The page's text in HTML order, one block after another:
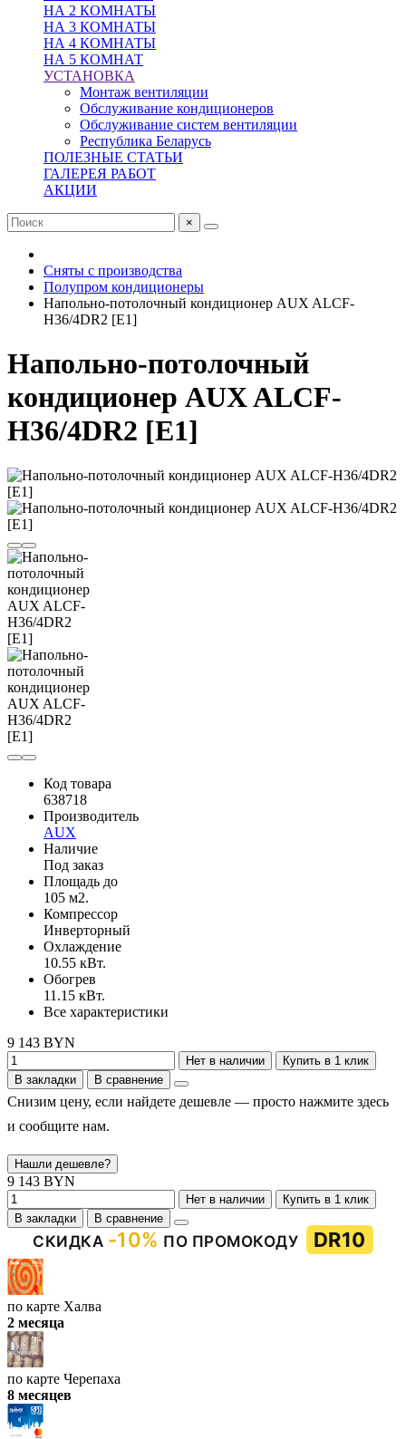
НА 2 КОМНАТЫ
НА 3 КОМНАТЫ
НА 4 КОМНАТЫ
НА 5 КОМНАТ
УСТАНОВКА
Монтаж вентиляции
Обслуживание кондиционеров
Обслуживание систем вентиляции
Республика Беларусь
ПОЛЕЗНЫЕ СТАТЬИ
ГАЛЕРЕЯ РАБОТ
АКЦИИ
×
Сняты с производства
Полупром кондиционеры
Напольно-потолочный кондиционер AUX ALCF-
H36/4DR2 [E1]
Напольно-потолочный
кондиционер AUX ALCF-
H36/4DR2 [E1]
Код товара
638718
Производитель
AUX
Наличие
Под заказ
Площадь до
105 м2.
Компрессор
Инверторный
Охлаждение
10.55 кВт.
Обогрев
11.15 кВт.
Все характеристики
9 143 BYN
Нет в наличии
Купить в 1 клик
В закладки
В сравнение
Снизим цену, если найдете дешевле — просто нажмите здесь
и сообщите нам.
Нашли дешевле?
9 143 BYN
Нет в наличии
Купить в 1 клик
В закладки
В сравнение
СКИДКА -10% ПО ПРОМОКОДУ DR10
по карте Халва
2 месяца
по карте Черепаха
8 месяцев